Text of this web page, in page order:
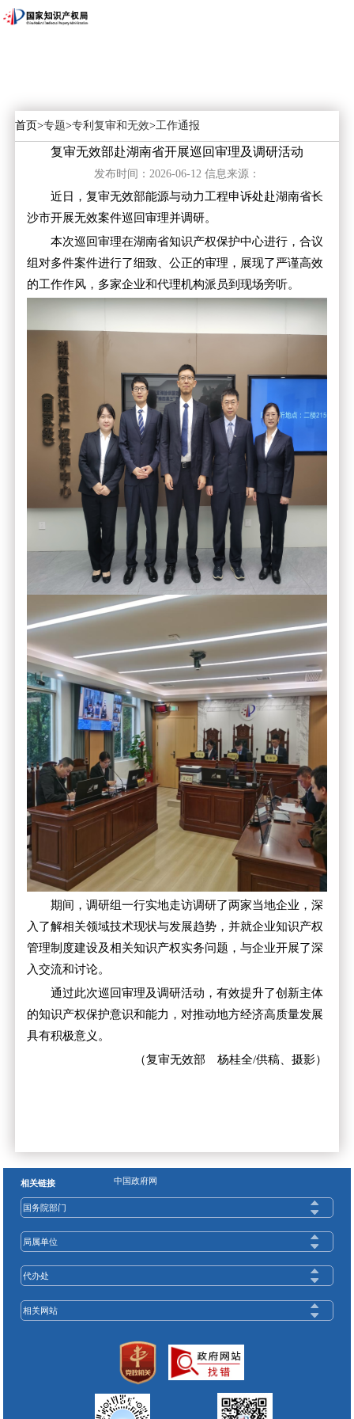
首页>专题>专利复审和无效>工作通报
复审无效部赴湖南省开展巡回审理及调研活动
发布时间：2026-06-12 信息来源：
近日，复审无效部能源与动力工程申诉处赴湖南省长
沙市开展无效案件巡回审理并调研。
本次巡回审理在湖南省知识产权保护中心进行，合议
组对多件案件进行了细致、公正的审理，展现了严谨高效
的工作作风，多家企业和代理机构派员到现场旁听。
期间，调研组一行实地走访调研了两家当地企业，深
入了解相关领域技术现状与发展趋势，并就企业知识产权
管理制度建设及相关知识产权实务问题，与企业开展了深
入交流和讨论。
通过此次巡回审理及调研活动，有效提升了创新主体
的知识产权保护意识和能力，对推动地方经济高质量发展
具有积极意义。
（复审无效部 杨桂全/供稿、摄影）
相关链接 中国政府网
国务院部门
局属单位
代办处
相关网站